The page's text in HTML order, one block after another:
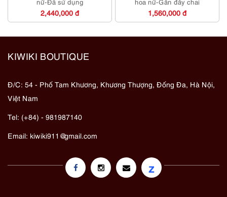
2,440,000 đ 1,560,000 đ
KIWIKI BOUTIQUE
Đ/C: 54 - Phố Tam Khương, Khương Thượng, Đống Đa, Hà Nội,
Việt Nam
Tel: (+84) - 981987140
Email: kiwiki911@gmail.com
z